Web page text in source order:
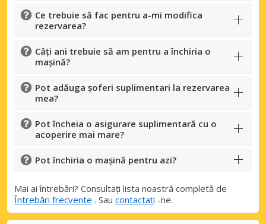
Ce trebuie să fac pentru a-mi modifica
rezervarea?
Câți ani trebuie să am pentru a închiria o
mașină?
Pot adăuga șoferi suplimentari la rezervarea
mea?
Pot încheia o asigurare suplimentară cu o
acoperire mai mare?
Pot închiria o mașină pentru azi?
Mai ai întrebări? Consultați lista noastră completă de
Întrebări frecvente . Sau contactați -ne.